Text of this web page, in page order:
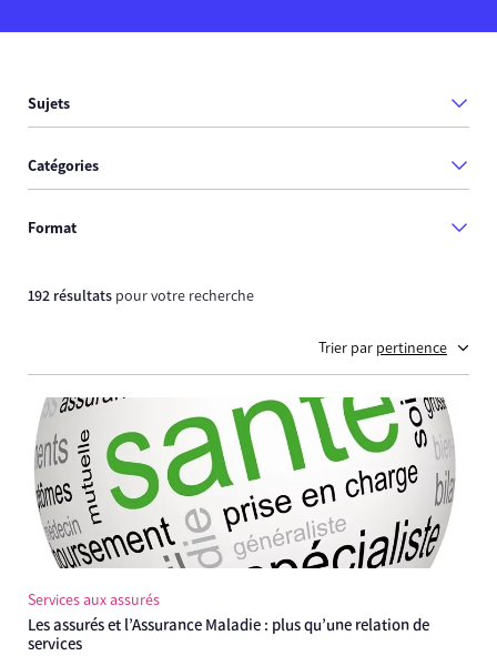
Sujets
Catégories
Format
192 résultats pour votre recherche
Trier par pertinence
Services aux assurés
Les assurés et l’Assurance Maladie : plus qu’une relation de
services